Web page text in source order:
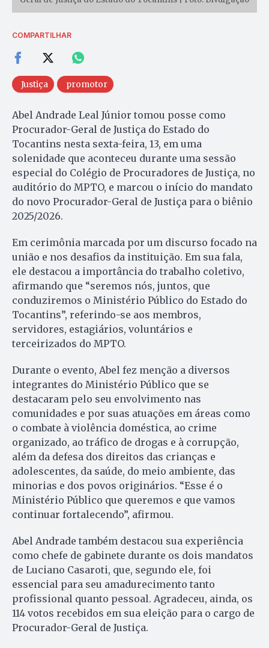
COMPARTILHAR
Justiça promotor
Abel Andrade Leal Júnior tomou posse como
Procurador-Geral de Justiça do Estado do
Tocantins nesta sexta-feira, 13, em uma
solenidade que aconteceu durante uma sessão
especial do Colégio de Procuradores de Justiça, no
auditório do MPTO, e marcou o início do mandato
do novo Procurador-Geral de Justiça para o biênio
2025/2026.
Em cerimônia marcada por um discurso focado na
união e nos desafios da instituição. Em sua fala,
ele destacou a importância do trabalho coletivo,
afirmando que “seremos nós, juntos, que
conduziremos o Ministério Público do Estado do
Tocantins”, referindo-se aos membros,
servidores, estagiários, voluntários e
terceirizados do MPTO.
Durante o evento, Abel fez menção a diversos
integrantes do Ministério Público que se
destacaram pelo seu envolvimento nas
comunidades e por suas atuações em áreas como
o combate à violência doméstica, ao crime
organizado, ao tráfico de drogas e à corrupção,
além da defesa dos direitos das crianças e
adolescentes, da saúde, do meio ambiente, das
minorias e dos povos originários. “Esse é o
Ministério Público que queremos e que vamos
continuar fortalecendo”, afirmou.
Abel Andrade também destacou sua experiência
como chefe de gabinete durante os dois mandatos
de Luciano Casaroti, que, segundo ele, foi
essencial para seu amadurecimento tanto
profissional quanto pessoal. Agradeceu, ainda, os
114 votos recebidos em sua eleição para o cargo de
Procurador-Geral de Justiça.